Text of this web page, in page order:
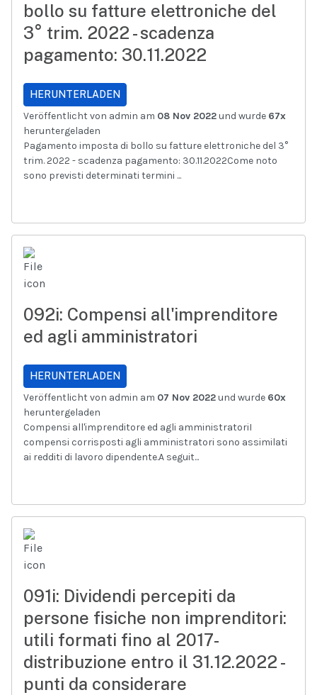
bollo su fatture elettroniche del
3° trim. 2022 - scadenza
pagamento: 30.11.2022
HERUNTERLADEN
Veröffentlicht von admin am 08 Nov 2022und wurde 67x
heruntergeladen
Pagamento imposta di bollo su fatture elettroniche del 3°
trim. 2022 - scadenza pagamento: 30.11.2022Come noto
sono previsti determinati termini ...
092i: Compensi all'imprenditore
ed agli amministratori
HERUNTERLADEN
Veröffentlicht von admin am 07 Nov 2022und wurde 60x
heruntergeladen
Compensi all'imprenditore ed agli amministratoriI
compensi corrisposti agli amministratori sono assimilati
ai redditi di lavoro dipendente.A seguit...
091i: Dividendi percepiti da
persone fisiche non imprenditori:
utili formati fino al 2017-
distribuzione entro il 31.12.2022 -
punti da considerare